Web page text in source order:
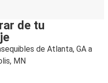
de tu
de Atlanta, GA a
MN